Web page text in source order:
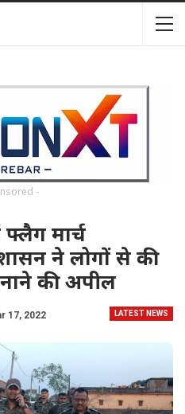
-
मार्च
ने लोगों से की
की अपील
LATEST NEWS
17, 2022